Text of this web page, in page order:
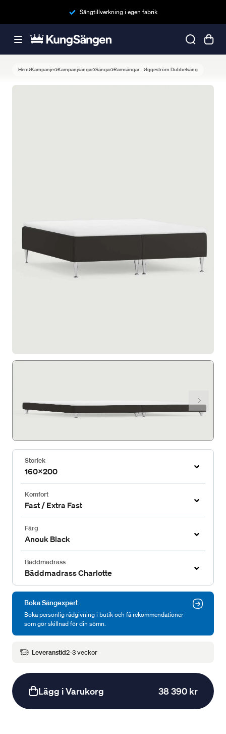
Sängtillverkning i egen fabrik
Hem Kampanjer Kampanjsängar Sängar Ramsängar Iggeström Dubbelsäng
Storlek
160x200
Komfort
Fast / Extra Fast
Färg
Anouk Black
Bäddmadrass
Bäddmadrass Charlotte
Boka Sängexpert
Boka personlig rådgivning i butik och få rekommendationer
som gör skillnad för din sömn.
Leveranstid2-3 veckor
Lägg i Varukorg 38 390 kr